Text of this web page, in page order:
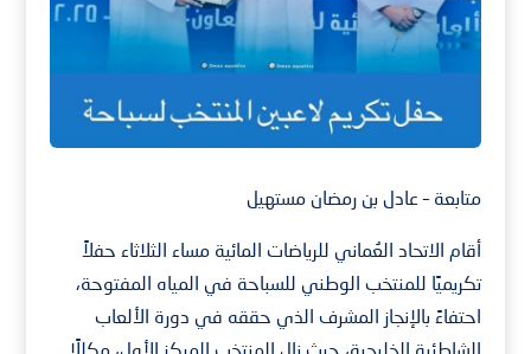
متابعة – عادل بن رمضان مستهيل
أقام الاتحاد العُماني للرياضات المائية مساء الثلاثاء حفلاً
تكريميًا للمنتخب الوطني للسباحة في المياه المفتوحة،
احتفاءً بالإنجاز المشرف الذي حققه في دورة الألعاب
الشاطئية الخليجية، حيث نال المنتخب المركز الأول، مكللًا